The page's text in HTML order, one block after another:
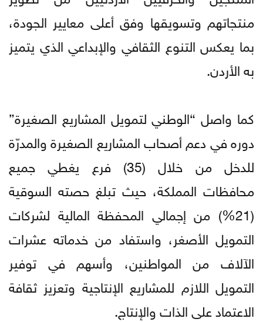
منتجاتهم وتسويقها وفق أعلى معايير الجودة،
بما يعكس التنوع الثقافي والإبداعي الذي يتميز
به الأردن.
كما واصل “الوطني لتمويل المشاريع الصغيرة”
دوره في دعم أصحاب المشاريع الصغيرة والمدرّة
للدخل من خلال (35) فرع يغطي جميع
محافظات المملكة، حيث تبلغ حصته السوقية
(21%) من إجمالي المحفظة المالية لشركات
التمويل الأصغر، واستفاد من خدماته عشرات
الآلاف من المواطنين، وأسهم في توفير
التمويل اللازم للمشاريع الإنتاجية وتعزيز ثقافة
الاعتماد على الذات والإنتاج.